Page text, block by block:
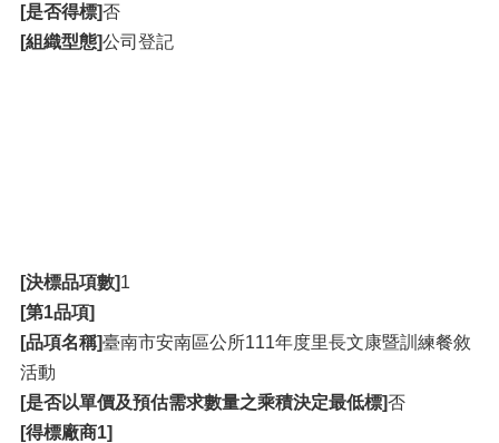
[是否得標]否
[組織型態]公司登記
[決標品項數]1
[第1品項]
[品項名稱]臺南市安南區公所111年度里長文康暨訓練餐敘
活動
[是否以單價及預估需求數量之乘積決定最低標]否
[得標廠商1]